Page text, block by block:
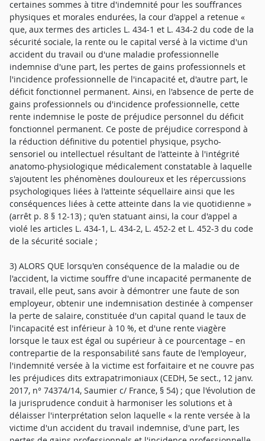
certaines sommes à titre d'indemnité pour les souffrances
physiques et morales endurées, la cour d'appel a retenue «
que, aux termes des articles L. 434-1 et L. 434-2 du code de la
sécurité sociale, la rente ou le capital versé à la victime d'un
accident du travail ou d'une maladie professionnelle
indemnise d'une part, les pertes de gains professionnels et
l'incidence professionnelle de l'incapacité et, d'autre part, le
déficit fonctionnel permanent. Ainsi, en l'absence de perte de
gains professionnels ou d'incidence professionnelle, cette
rente indemnise le poste de préjudice personnel du déficit
fonctionnel permanent. Ce poste de préjudice correspond à
la réduction définitive du potentiel physique, psycho-
sensoriel ou intellectuel résultant de l'atteinte à l'intégrité
anatomo-physiologique médicalement constatable à laquelle
s'ajoutent les phénomènes douloureux et les répercussions
psychologiques liées à l'atteinte séquellaire ainsi que les
conséquences liées à cette atteinte dans la vie quotidienne »
(arrêt p. 8 § 12-13) ; qu'en statuant ainsi, la cour d'appel a
violé les articles L. 434-1, L. 434-2, L. 452-2 et L. 452-3 du code
de la sécurité sociale ;
3) ALORS QUE lorsqu'en conséquence de la maladie ou de
l'accident, la victime souffre d'une incapacité permanente de
travail, elle peut, sans avoir à démontrer une faute de son
employeur, obtenir une indemnisation destinée à compenser
la perte de salaire, constituée d'un capital quand le taux de
l'incapacité est inférieur à 10 %, et d'une rente viagère
lorsque le taux est égal ou supérieur à ce pourcentage – en
contrepartie de la responsabilité sans faute de l'employeur,
l'indemnité versée à la victime est forfaitaire et ne couvre pas
les préjudices dits extrapatrimoniaux (CEDH, 5e sect., 12 janv.
2017, n° 74374/14, Saumier c/ France, § 54) ; que l'évolution de
la jurisprudence conduit à harmoniser les solutions et à
délaisser l'interprétation selon laquelle « la rente versée à la
victime d'un accident du travail indemnise, d'une part, les